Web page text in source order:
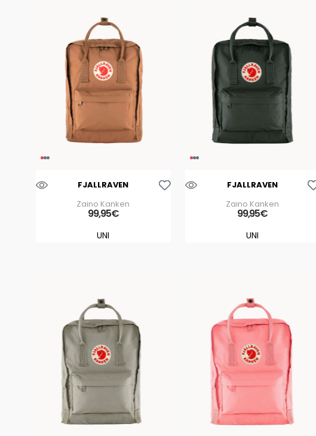
FJALLRAVEN
Zaino Kanken
99,95€
FJALLRAVEN
Zaino Kanken
99,95€